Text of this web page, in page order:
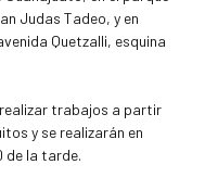
Judas Tadeo, y en
Quetzalli, esquina
trabajos a partir
y se realizarán en
de la tarde.